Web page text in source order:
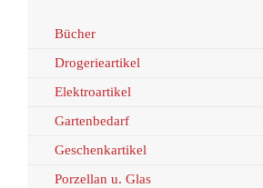
Bücher
Drogerieartikel
Elektroartikel
Gartenbedarf
Geschenkartikel
Porzellan u. Glas